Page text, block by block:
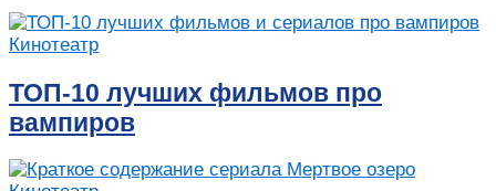
Кинотеатр
ТОП-10 лучших фильмов про
вампиров